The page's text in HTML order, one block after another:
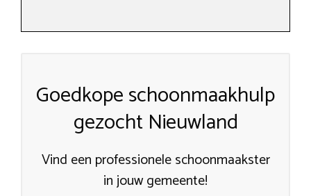
Goedkope schoonmaakhulp
gezocht Nieuwland
Vind een professionele schoonmaakster
in jouw gemeente!